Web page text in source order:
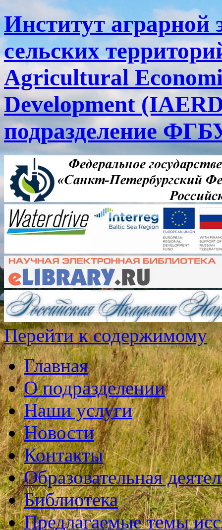
Институт аграрной
сельских
Agricultural
Development
подразделение
Перейти к содержимому
Главная
О подразделении
Наши услуги
Новости
Контакты
Образовательная
Библиотека
Предлагаемые темы